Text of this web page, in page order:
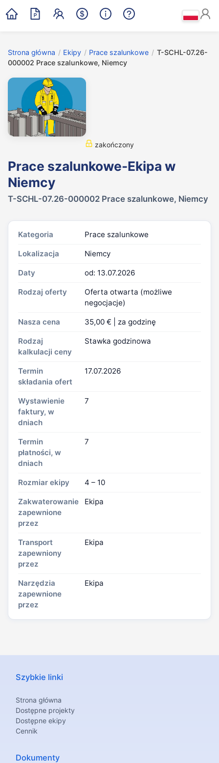
Strona główna / Ekipy / Prace szalunkowe / T-SCHL-07.26-
000002 Prace szalunkowe, Niemcy
zakończony
Prace szalunkowe-Ekipa w
Niemcy
T-SCHL-07.26-000002 Prace szalunkowe, Niemcy
Kategoria Prace szalunkowe
Lokalizacja Niemcy
Daty od: 13.07.2026
Rodzaj oferty
Oferta otwarta (możliwe
negocjacje)
Nasza cena 35,00 € | za godzinę
Rodzaj
kalkulacji ceny
Stawka godzinowa
Termin
składania ofert
17.07.2026
Wystawienie
faktury, w
dniach
7
Termin
płatności, w
dniach
7
Rozmiar ekipy 4 – 10
Zakwaterowanie
zapewnione
przez
Ekipa
Transport
zapewniony
przez
Ekipa
Narzędzia
zapewnione
przez
Ekipa
Szybkie linki
Strona główna
Dostępne projekty
Dostępne ekipy
Cennik
Dokumenty